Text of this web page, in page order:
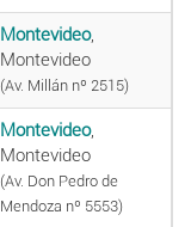
Montevideo,
Montevideo
(Av. Millán nº 2515)
Montevideo,
Montevideo
(Av. Don Pedro de
Mendoza nº 5553)